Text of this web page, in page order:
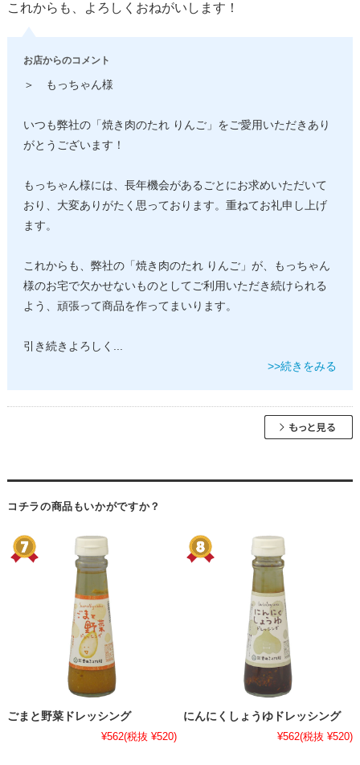
これからも、よろしくおねがいします！
お店からのコメント
＞ もっちゃん様
いつも弊社の「焼き肉のたれ りんご」をご愛用いただきあり
がとうございます！
もっちゃん様には、長年機会があるごとにお求めいただいて
おり、大変ありがたく思っております。重ねてお礼申し上げ
ます。
これからも、弊社の「焼き肉のたれ りんご」が、もっちゃん
様のお宅で欠かせないものとしてご利用いただき続けられる
よう、頑張って商品を作ってまいります。
引き続きよろしく ...
>>続きをみる
コチラの商品もいかがですか？
ごまと野菜ドレッシング
¥562(税抜 ¥520)
にんにくしょうゆドレッシング
¥562(税抜 ¥520)